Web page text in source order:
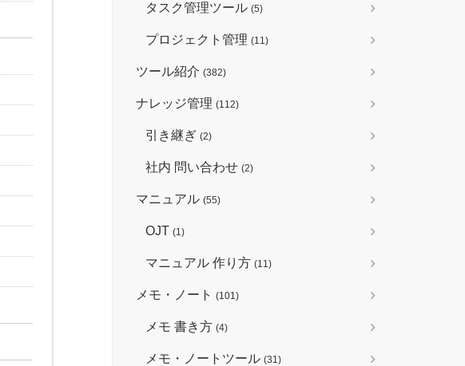
タスク管理ツール (5)
プロジェクト管理 (11)
ツール紹介 (382)
ナレッジ管理 (112)
引き継ぎ (2)
社内 問い合わせ (2)
マニュアル (55)
OJT (1)
マニュアル 作り方 (11)
メモ・ノート (101)
メモ 書き方 (4)
メモ・ノートツール (31)